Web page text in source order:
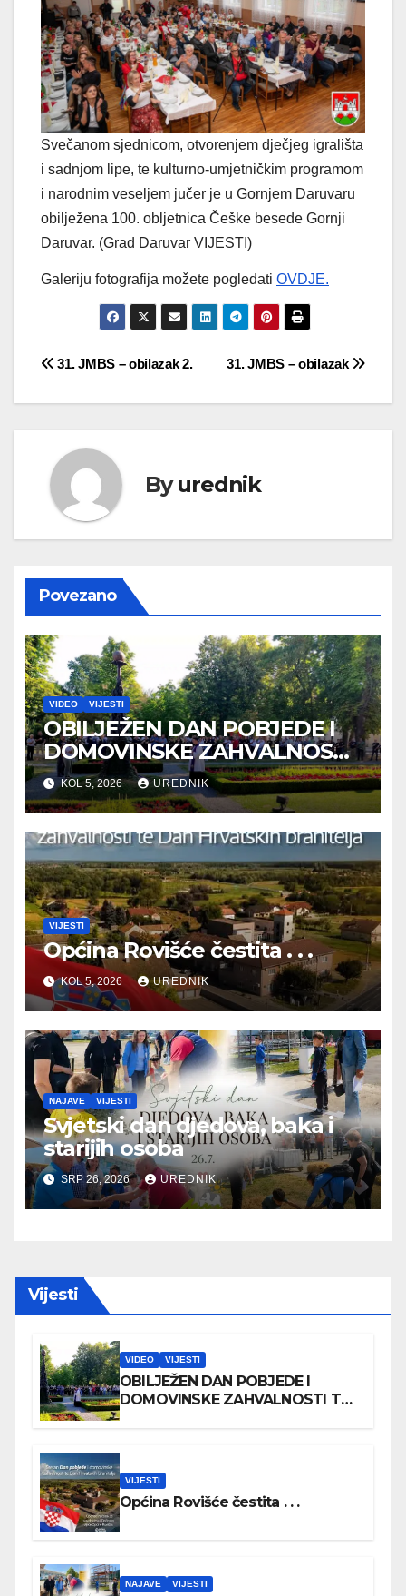
Svečanom sjednicom, otvorenjem dječjeg igrališta
i sadnjom lipe, te kulturno-umjetničkim programom
i narodnim veseljem jučer je u Gornjem Daruvaru
obilježena 100. obljetnica Češke besede Gornji
Daruvar. (Grad Daruvar VIJESTI)
Galeriju fotografija možete pogledati OVDJE.
Navigacija
objava
31. JMBS – obilazak
31. JMBS – obilazak 2.
Byurednik
Povezano
VIDEO VIJESTI
OBILJEŽEN DAN POBJEDE I
DOMOVINSKE ZAHVALNOSTI
TE DAN HRVATSKIH
BRANITELJA
KOL 5, 2026 UREDNIK
VIJESTI
Općina Rovišće čestita . . .
KOL 5, 2026 UREDNIK
NAJAVE VIJESTI
Svjetski dan djedova, baka i
starijih osoba
SRP 26, 2026 UREDNIK
Vijesti
VIDEO VIJESTI
OBILJEŽEN DAN POBJEDE I
DOMOVINSKE ZAHVALNOSTI TE
VIJESTI
Općina Rovišće čestita . . .
NAJAVE VIJESTI